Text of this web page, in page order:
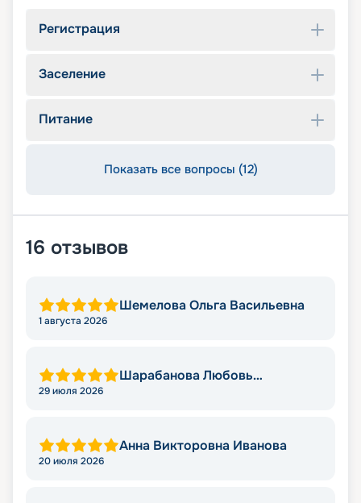
Регистрация
Заселение
Питание
Показать все вопросы (12)
16 отзывов
Шемелова Ольга Васильевна
1 августа 2026
Шарабанова Любовь
29 июля 2026
Анна Викторовна Иванова
20 июля 2026